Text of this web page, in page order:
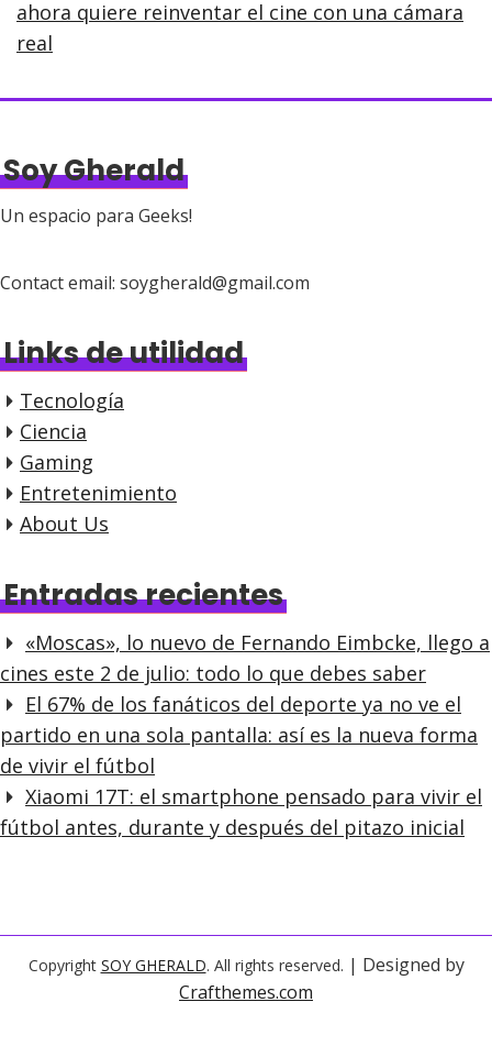
ahora quiere reinventar el cine con una cámara
real
Soy Gherald
Un espacio para Geeks!
Contact email: soygherald@gmail.com
Links de utilidad
Tecnología
Ciencia
Gaming
Entretenimiento
About Us
Entradas recientes
«Moscas», lo nuevo de Fernando Eimbcke, llego a
cines este 2 de julio: todo lo que debes saber
El 67% de los fanáticos del deporte ya no ve el
partido en una sola pantalla: así es la nueva forma
de vivir el fútbol
Xiaomi 17T: el smartphone pensado para vivir el
fútbol antes, durante y después del pitazo inicial
Copyright SOY GHERALD. All rights reserved. | Designed by
Crafthemes.com